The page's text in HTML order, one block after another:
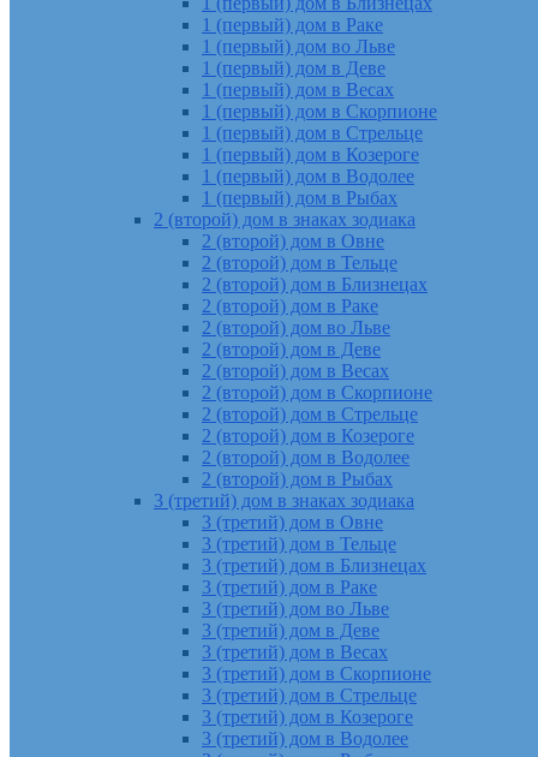
1 (первый) дом в Раке
1 (первый) дом во Льве
1 (первый) дом в Деве
1 (первый) дом в Весах
1 (первый) дом в Скорпионе
1 (первый) дом в Стрельце
1 (первый) дом в Козероге
1 (первый) дом в Водолее
1 (первый) дом в Рыбах
2 (второй) дом в знаках зодиака
2 (второй) дом в Овне
2 (второй) дом в Тельце
2 (второй) дом в Близнецах
2 (второй) дом в Раке
2 (второй) дом во Льве
2 (второй) дом в Деве
2 (второй) дом в Весах
2 (второй) дом в Скорпионе
2 (второй) дом в Стрельце
2 (второй) дом в Козероге
2 (второй) дом в Водолее
2 (второй) дом в Рыбах
3 (третий) дом в знаках зодиака
3 (третий) дом в Овне
3 (третий) дом в Тельце
3 (третий) дом в Близнецах
3 (третий) дом в Раке
3 (третий) дом во Льве
3 (третий) дом в Деве
3 (третий) дом в Весах
3 (третий) дом в Скорпионе
3 (третий) дом в Стрельце
3 (третий) дом в Козероге
3 (третий) дом в Водолее